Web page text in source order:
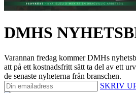
DMHS
Varannan fredag kommer DMHs
att på ett kostnadsfritt sätt ta del av ett
de senaste nyheterna från branschen.
SKRIV